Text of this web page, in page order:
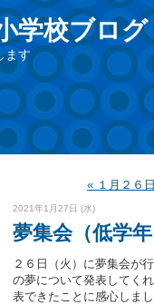
学校ブログ
ます
« １月２６
2021年1月27日 (水)
夢集会（低学年
２６日（火）に夢集会が
の夢について発表してく
表できたことに感心しま